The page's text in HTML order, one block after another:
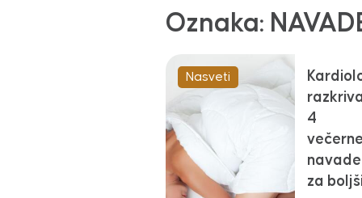
Oznaka:
Nasveti
4
večerne
navade
za